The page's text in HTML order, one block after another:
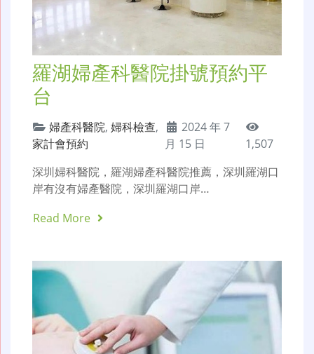
羅湖婦產科醫院掛號預約平
台
婦產科醫院, 婦科檢查,
家計會預約
2024 年 7
月 15 日
1,507
深圳婦科醫院，羅湖婦產科醫院推薦，深圳羅湖口
岸有沒有婦產醫院，深圳羅湖口岸…
Read More